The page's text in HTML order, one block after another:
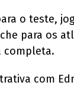
o teste,
para os
completa.
com